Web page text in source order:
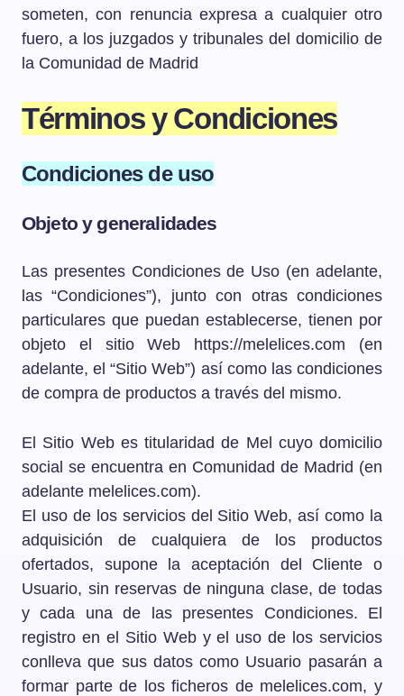
someten, con renuncia expresa a cualquier otro
fuero, a los juzgados y tribunales del domicilio de
la Comunidad de Madrid
Términos y Condiciones
Condiciones de uso
Objeto y generalidades
Las presentes Condiciones de Uso (en adelante,
las “Condiciones”), junto con otras condiciones
particulares que puedan establecerse, tienen por
objeto el sitio Web https://melelices.com (en
adelante, el “Sitio Web”) así como las condiciones
de compra de productos a través del mismo.
El Sitio Web es titularidad de Mel cuyo domicilio
social se encuentra en Comunidad de Madrid (en
adelante melelices.com).
El uso de los servicios del Sitio Web, así como la
adquisición de cualquiera de los productos
ofertados, supone la aceptación del Cliente o
Usuario, sin reservas de ninguna clase, de todas
y cada una de las presentes Condiciones. El
registro en el Sitio Web y el uso de los servicios
conlleva que sus datos como Usuario pasarán a
formar parte de los ficheros de melelices.com, y